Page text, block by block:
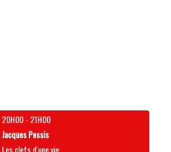
20H00- 21H00
Jacques Pessis
Les clefs d'une vie